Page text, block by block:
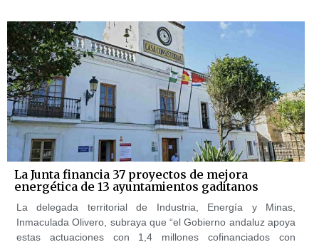
La Junta financia 37 proyectos de mejora
energética de 13 ayuntamientos gaditanos
La delegada territorial de Industria, Energía y Minas,
Inmaculada Olivero, subraya que “el Gobierno andaluz apoya
estas actuaciones con 1,4 millones cofinanciados con